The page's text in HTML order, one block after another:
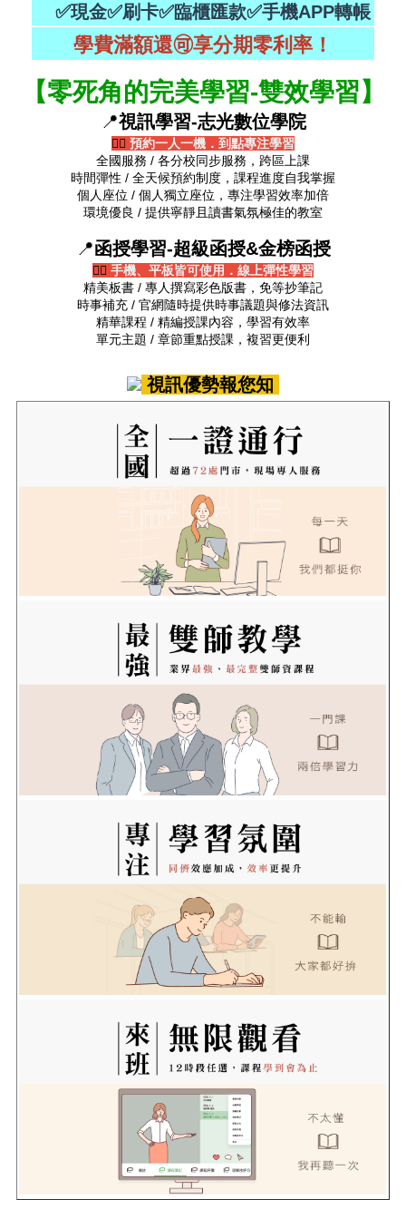
✅現金✅刷卡✅臨櫃匯款✅手機APP轉帳
學費滿額還🉑享分期零利率！
【零死角的完美學習-雙效學習】
📍視訊學習-志光數位學院
👉🏻 預約一人一機．到點專注學習
全國服務 / 各分校同步服務，跨區上課
時間彈性 / 全天候預約制度，課程進度自我掌握
個人座位 / 個人獨立座位，專注學習效率加倍
環境優良 / 提供寧靜且讀書氣氛極佳的教室
📍函授學習-超級函授&金榜函授
👉🏻 手機、平板皆可使用．線上彈性學習
精美板書 / 專人撰寫彩色版書，免等抄筆記
時事補充 / 官網隨時提供時事議題與修法資訊
精華課程 / 精編授課內容，學習有效率
單元主題 / 章節重點授課，複習更便利
視訊優勢報您知